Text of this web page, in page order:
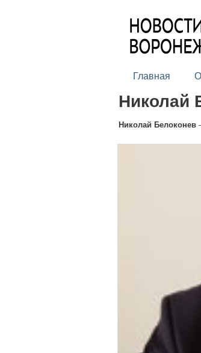
Главная
Николай
Николай Белоконев